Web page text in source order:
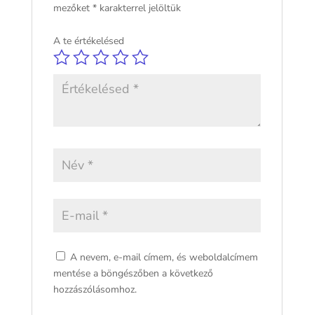
mezőket *karakterrel jelöltük
A te értékelésed
A nevem, e-mail címem, és weboldalcímem
mentése a böngészőben a következő
hozzászólásomhoz.